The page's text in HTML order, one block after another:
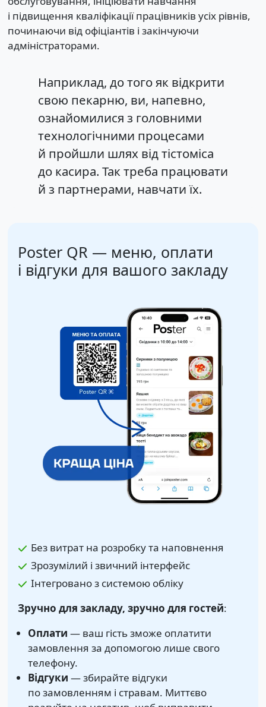
і підвищення кваліфікації працівників усіх рівнів,
починаючи від офіціантів і закінчуючи
адміністраторами.
Наприклад, до того як відкрити
свою пекарню, ви, напевно,
ознайомилися з головними
технологічними процесами
й пройшли шлях від тістоміса
до касира. Так треба працювати
й з партнерами, навчати їх.
Poster QR — меню, оплати
і відгуки для вашого закладу
Без витрат на розробку та наповнення
Зрозумілий і звичний інтерфейс
Інтегровано з системою обліку
Зручно для закладу, зручно для гостей:
Оплати — ваш гість зможе оплатити
замовлення за допомогою лише свого
телефону.
Відгуки — збирайте відгуки
по замовленням і стравам. Миттєво